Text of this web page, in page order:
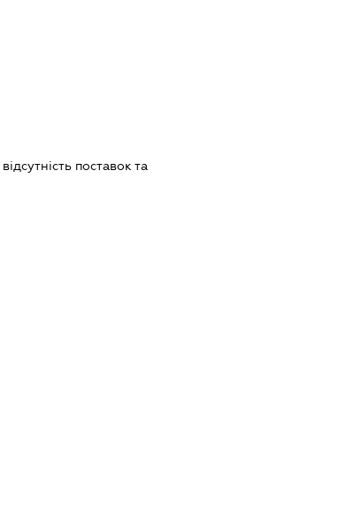
вiдсутнiсть поставок та